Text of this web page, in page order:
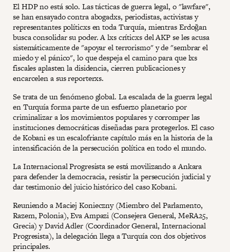
El HDP no está solo. Las tácticas de guerra legal, o "lawfare",
se han ensayado contra abogadxs, periodistas, activistas y
representantes políticxs en toda Turquía, mientras Erdoğan
busca consolidar su poder. A lxs críticxs del AKP se les acusa
sistemáticamente de "apoyar el terrorismo" y de "sembrar el
miedo y el pánico", lo que despeja el camino para que lxs
fiscales aplasten la disidencia, cierren publicaciones y
encarcelen a sus reporterxs.
Se trata de un fenómeno global. La escalada de la guerra legal
en Turquía forma parte de un esfuerzo planetario por
criminalizar a los movimientos populares y corromper las
instituciones democráticas diseñadas para protegerlos. El caso
de Kobani es un escalofriante capítulo más en la historia de la
intensificación de la persecución política en todo el mundo.
La Internacional Progresista se está movilizando a Ankara
para defender la democracia, resistir la persecución judicial y
dar testimonio del juicio histórico del caso Kobani.
Reuniendo a Maciej Konieczny (Miembro del Parlamento,
Razem, Polonia), Eva Ampazi (Consejera General, MeRA25,
Grecia) y David Adler (Coordinador General, Internacional
Progresista), la delegación llega a Turquía con dos objetivos
principales.